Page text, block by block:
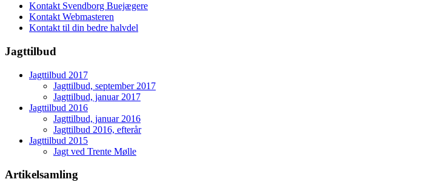
Kontakt Svendborg Buejægere
Kontakt Webmasteren
Kontakt til din bedre halvdel
Jagttilbud
Jagttilbud 2017
Jagttilbud, september 2017
Jagttilbud, januar 2017
Jagttilbud 2016
Jagttilbud, januar 2016
Jagttilbud 2016, efterår
Jagttilbud 2015
Jagt ved Trente Mølle
Artikelsamling